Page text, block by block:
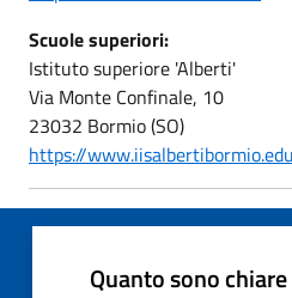
Scuole superiori:
Istituto superiore 'Alberti'
Via Monte Confinale, 10
23032 Bormio (SO)
https://
Quanto sono